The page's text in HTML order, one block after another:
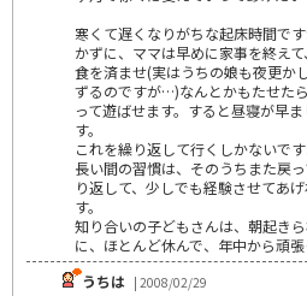
寒くて遅くなりがちな起床時間で
かずに、ママは早めに家事を終え
食を済ませ(実はうちの娘も夜更か
ずるのですが…)なんとかもたせた
って遊ばせます。すると昼寝が早
す。
これを繰り返して行くしかないです
長い間の習慣は、そのうちまた戻
り返して、少しでも経験させてあ
す。
知り合いの子どもさんは、朝起き
に、ほとんど休んで、年中から頑
うちは | 2008/02/29